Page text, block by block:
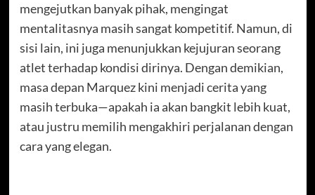
mengejutkan banyak pihak, mengingat
mentalitasnya masih sangat kompetitif. Namun, di
sisi lain, ini juga menunjukkan kejujuran seorang
atlet terhadap kondisi dirinya. Dengan demikian,
masa depan Marquez kini menjadi cerita yang
masih terbuka—apakah ia akan bangkit lebih kuat,
atau justru memilih mengakhiri perjalanan dengan
cara yang elegan.